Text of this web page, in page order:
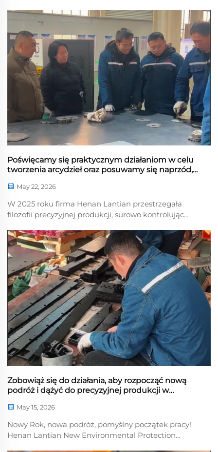
ponieważ ścisłe kontrolowanie standardów procesu
zapewnia stałą precyzję na każdym etapie obróbki.
W przypadku profesjonalnego wyrównywania własna
produkcja...
Poświęcamy się praktycznym działaniom w celu
tworzenia arcydzieł oraz posuwamy się naprzód,
May 22, 2026
W 2025 roku firma Henan Lantian przestrzegała
filozofii precyzyjnej produkcji, surowo kontrolując
gięcia CNC po pełną montażową i uruchomieniową
finalizację – dążąc do perf...
Zobowiąż się do działania, aby rozpocząć nową
podróż i dążyć do precyzyjnej produkcji w
May 15, 2026
Nowy Rok, nowa podróż, pomyślny początek pracy!
Henan Lantian New Environmental Protection